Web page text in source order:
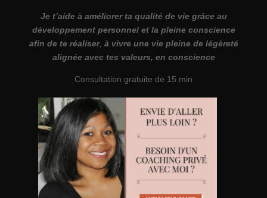
Je t’aide à améliorer ta qualité de vie grâce au
développement personnel et la pleine conscience
afin de te réaliser, à vivre une vie pleine de légèreté
alignée avec tes valeurs, en conscience
Consultation gratuite de 15 min